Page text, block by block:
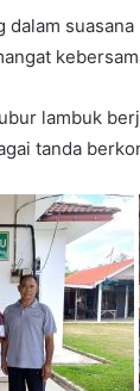
dalam
lambuk
tanda